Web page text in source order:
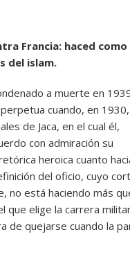
Francia: haced como
del islam.
a muerte en
cuando, en 1930,
de Jaca, en el cual él,
con admiración su
heroica cuanto
del oficio, cuyo
no está haciendo más
que elige la carrera
de quejarse cuando la